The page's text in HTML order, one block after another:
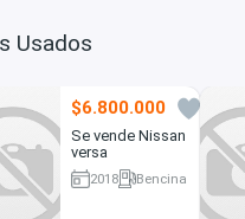
Usados
$6.800.000
Se vende Nissan
versa
2018
Bencina